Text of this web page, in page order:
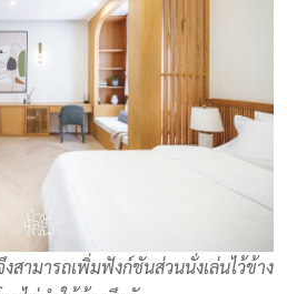
สามารถเพิ่มฟังก์ชันส่วนนั่งเล่นไว้ข้าง